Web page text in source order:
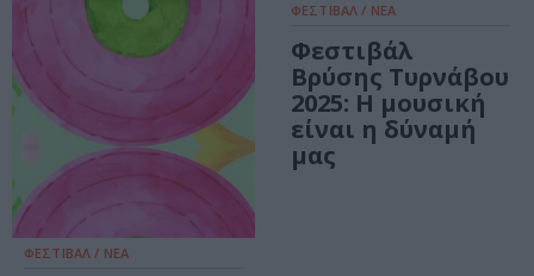
ΦΕΣΤΙΒΑΛ / ΝΕΑ
ΦΕΣΤΙΒΑΛ / ΝΕΑ
Φεστιβάλ
Βρύσης Τυρνάβου
2025: Η μουσική
είναι η δύναμή
μας